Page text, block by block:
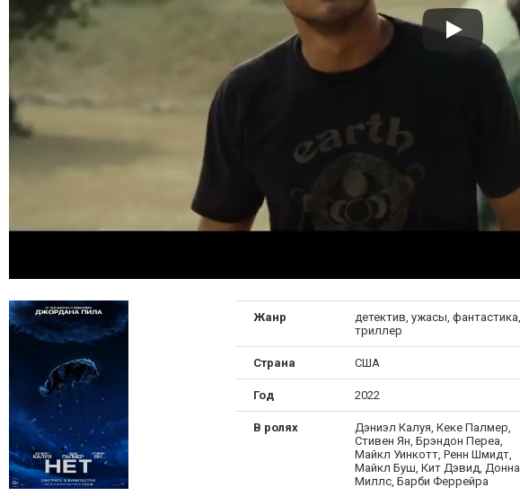
Жанр
детектив, ужасы, фантастика,
триллер
Страна США
Год 2022
В ролях
Дэниэл Калуя, Кеке Палмер,
Стивен Ян, Брэндон Переа,
Майкл Уинкотт, Ренн Шмидт,
Майкл Буш, Кит Дэвид, Донна
Миллс, Барби Феррейра